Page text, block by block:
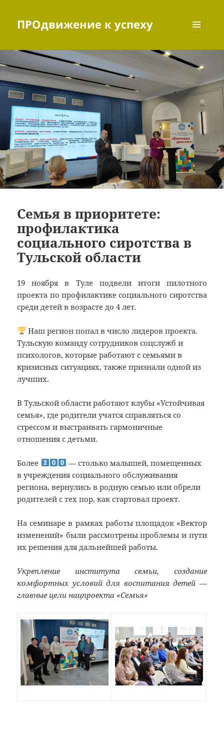
ПРОдвижение к успеху
Семья в приоритете:
профилактика
социального сиротства в
Тульской области
19 ноября в Туле подвели итоги пилотного
проекта по профилактике социального сиротства
среди детей в возрасте до 4 лет.
Наш регион попал в число лидеров проекта.
Тульскую команду сотрудников соцслужб и
психологов, которые работают с семьями в
кризисных ситуациях, также признали одной из
лучших.
В Тульской области работают клубы «Устойчивая
семья», где родители учатся справляться со
стрессом и выстраивать гармоничные
отношения с детьми.
Более
— столько малышей, помещенных
в учреждения социального обслуживания
региона, вернулись в родную семью или обрели
родителей с тех пор, как стартовал проект.
На семинаре в рамках работы площадок «Вектор
изменений» были рассмотрены проблемы и пути
их решения для дальнейшей работы.
Укрепление института семьи, создание
комфортных условий для воспитания детей —
главные цели нацпроекта «Семья»